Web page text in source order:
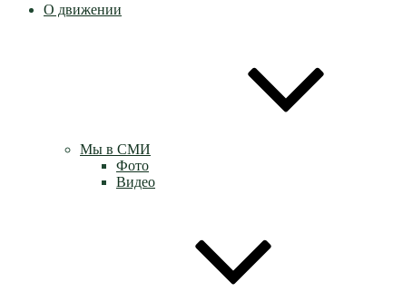
О движении
Мы в СМИ
Фото
Видео